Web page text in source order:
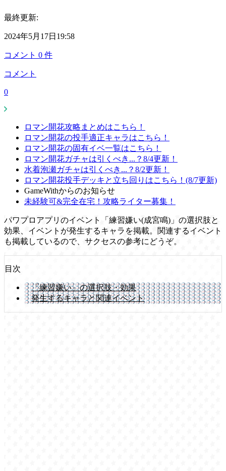
最終更新:
2024年5月17日19:58
コメント 0 件
コメント
0
ロマン開花攻略まとめはこちら！
ロマン開花の投手適正キャラはこちら！
ロマン開花の固有イベ一覧はこちら！
ロマン開花ガチャは引くべき...？8/4更新！
水着泡瀬ガチャは引くべき...？8/2更新！
ロマン開花投手デッキと立ち回りはこちら！(8/7更新)
GameWithからのお知らせ
未経験可&完全在宅！攻略ライター募集！
パワプロアプリのイベント「練習嫌い(成宮鳴)」の選択肢と
効果、イベントが発生するキャラを掲載。関連するイベント
も掲載しているので、サクセスの参考にどうぞ。
目次
「練習嫌い」の選択肢・効果
発生するキャラと関連イベント